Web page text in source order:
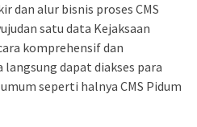
dan alur bisnis proses CMS
satu data Kejaksaan
komprehensif dan
dapat diakses para
seperti halnya CMS Pidum